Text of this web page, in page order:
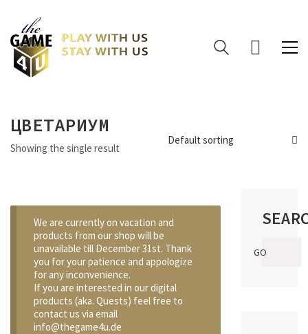
ЦВЕТАРИУМ
Showing the single result
Default sorting
We are currently on vacation and
products from our shop will be
unavailable till December 31st. Thank
you for your patience and appologize
for any inconvenience.
If you are interested in our digital
products (aka. Quests) feel free to
contact us via email
info@thegame4u.de
for:
GO